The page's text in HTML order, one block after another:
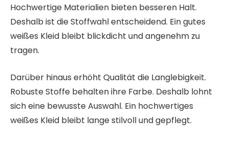
Hochwertige Materialien bieten besseren Halt.
Deshalb ist die Stoffwahl entscheidend. Ein gutes
weißes Kleid bleibt blickdicht und angenehm zu
tragen.
Darüber hinaus erhöht Qualität die Langlebigkeit.
Robuste Stoffe behalten ihre Farbe. Deshalb lohnt
sich eine bewusste Auswahl. Ein hochwertiges
weißes Kleid bleibt lange stilvoll und gepflegt.